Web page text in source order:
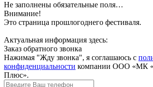
Не заполнены обязательные поля…
Внимание!
Это страница прошлогоднего фестиваля.
Актуальная информация здесь:
Заказ обратного звонка
Нажимая "Жду звонка", я соглашаюсь с
конфиденциальности компании ООО «МК
Плюс».